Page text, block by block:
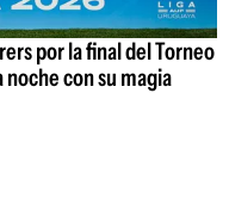
por la final del Torneo
con su magia